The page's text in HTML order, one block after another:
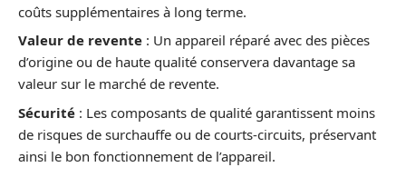
coûts supplémentaires à long terme.
Valeur de revente : Un appareil réparé avec des pièces
d’origine ou de haute qualité conservera davantage sa
valeur sur le marché de revente.
Sécurité : Les composants de qualité garantissent moins
de risques de surchauffe ou de courts-circuits, préservant
ainsi le bon fonctionnement de l’appareil.